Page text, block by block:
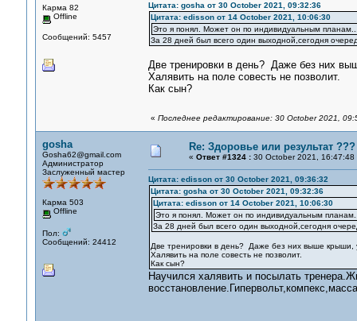
Карма 82
Offline
Сообщений: 5457
Цитата: gosha от 30 October 2021, 09:32:36
Цитата: edisson от 14 October 2021, 10:06:30
Это я понял. Может он по индивидуальным
За 28 дней был всего один выходной,сегодня
Две тренировки в день? Даже без них
Халявить на поле совесть не позволит.
Как сын?
« Последнее редактирование: 30 October 2021,
gosha
Gosha62@gmail.com
Администратор
Заслуженный мастер
Карма 503
Offline
Пол:
Сообщений: 24412
Re: Здоровье или результат ???
« Ответ #1324 :30 October 2021, 16:47:48
Цитата: edisson от 30 October 2021, 09:36:32
Цитата: gosha от 30 October 2021, 09:32:36
Цитата: edisson от 14 October 2021, 10:06:30
Это я понял. Может он по индивидуальным
За 28 дней был всего один выходной,сегодня
Две тренировки в день? Даже без них выше крыши,
Халявить на поле совесть не позволит.
Как сын?
Научился халявить и посылать